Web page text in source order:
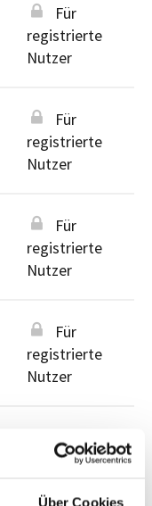
Über Cookies
Für
registrierte
Nutzer
Für
registrierte
Nutzer
Für
registrierte
Nutzer
Für
registrierte
Nutzer